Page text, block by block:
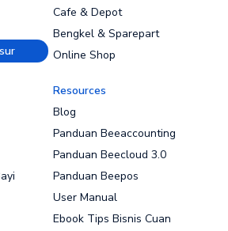
Cafe & Depot
Bengkel & Sparepart
Online Shop
Resources
Blog
Panduan Beeaccounting
Panduan Beecloud 3.0
Panduan Beepos
User Manual
Ebook Tips Bisnis Cuan